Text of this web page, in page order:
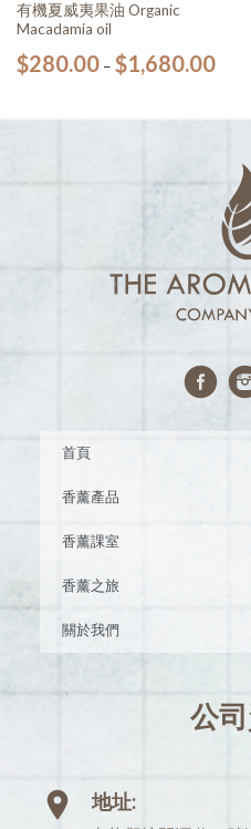
有機夏威夷果油 Organic
Macadamia oil
$280.00– $1,680.00
首頁
香薰產品
香薰課室
香薰之旅
關於我們
公
地址: